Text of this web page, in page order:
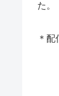
た。
＊